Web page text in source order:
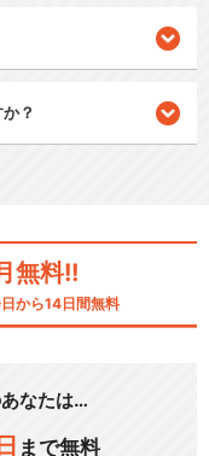
？
無料!!
から14日間無料
なたは…
日 まで無料